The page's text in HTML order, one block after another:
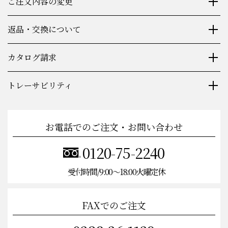
返品・交換について
カタログ請求
トレーサビリティ
お電話でのご注文・お問い合わせ
0120-75-2240
受付時間/9:00〜18:00火曜定休
FAXでのご注文